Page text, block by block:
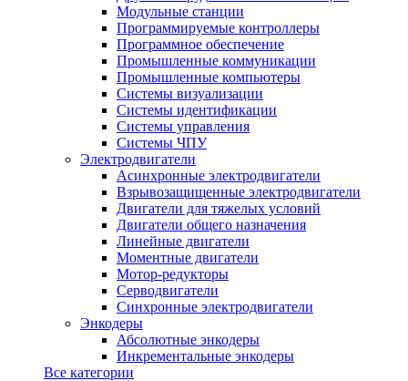
Модульные станции
Программируемые контроллеры
Программное обеспечение
Промышленные коммуникации
Промышленные компьютеры
Системы визуализации
Системы идентификации
Системы управления
Системы ЧПУ
Электродвигатели
Асинхронные электродвигатели
Взрывозащищенные электродвигатели
Двигатели для тяжелых условий
Двигатели общего назначения
Линейные двигатели
Моментные двигатели
Мотор-редукторы
Серводвигатели
Синхронные электродвигатели
Энкодеры
Абсолютные энкодеры
Инкрементальные энкодеры
Все категории